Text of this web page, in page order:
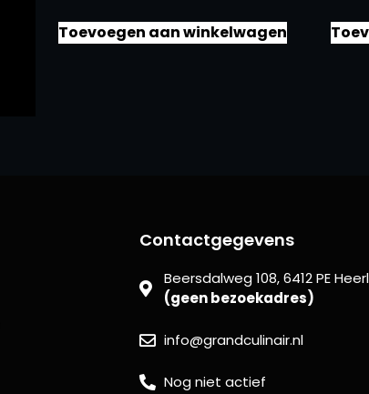
Toevoegen aan winkelwagen
Contactgegevens
Beersdalweg 108, 6412 PE
(geen bezoekadres)
info@grandculinair.nl
Nog niet actief